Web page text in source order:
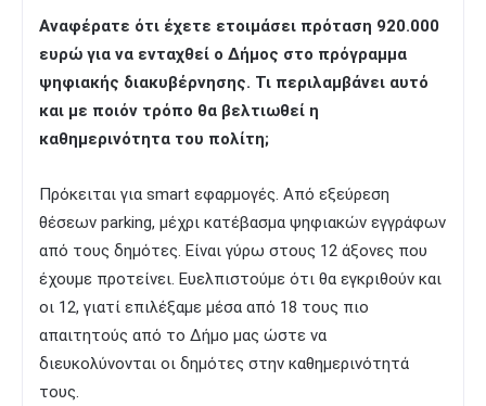
Αναφέρατε ότι έχετε ετοιμάσει πρόταση 920.000
ευρώ για να ενταχθεί ο Δήμος στο πρόγραμμα
ψηφιακής διακυβέρνησης. Τι περιλαμβάνει αυτό
και με ποιόν τρόπο θα βελτιωθεί η
καθημερινότητα του πολίτη;
Πρόκειται για smart εφαρμογές. Από εξεύρεση
θέσεων parking, μέχρι κατέβασμα ψηφιακών εγγράφων
από τους δημότες. Είναι γύρω στους 12 άξονες που
έχουμε προτείνει. Ευελπιστούμε ότι θα εγκριθούν και
οι 12, γιατί επιλέξαμε μέσα από 18 τους πιο
απαιτητούς από το Δήμο μας ώστε να
διευκολύνονται οι δημότες στην καθημερινότητά
τους.